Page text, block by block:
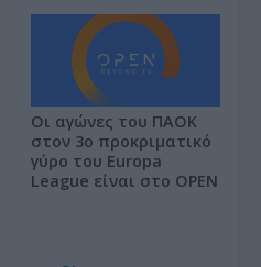
Οι αγώνες του ΠΑΟΚ
στον 3ο προκριματικό
γύρο του Europa
League είναι στο OPEN